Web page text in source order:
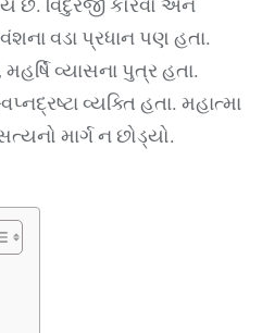
છે. વિદુરજી કૌરવો અને
વડા પ્રધાન પણ હતા.
વ્યાસના પુત્ર હતા.
વ્યક્તિ હતા. મહાત્મા
માર્ગ ન છોડ્યો.